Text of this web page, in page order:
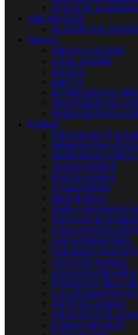
FÚKACIE
ORCHESTER
SLÁČIKOVÉ
OBALY
OBALY A KUFRE
CASE, KUFRE
RACKY
KRYTY
KOMPONENTY
TRANSPORTNÉ
PRÍSLUŠENSTVO
KÁBLE
NÁSTROJOVÉ
MIKROFÓNOVÉ
AUDIO KÁBLE
PATCH KÁBLE
Y ADAPTÉRY
MIDI KÁBLE
DMX A RIADIACE
NAPÁJACIE KÁBLE
ZÁSUVKOVÉ
CEE KONEKTORY
CEE ROZVÁDZAČE
OSTATNÉ KÁBLE
LIVE MULTIKÁBLE
ŠTÚDIOVÉ
CAT
SIEŤOVÉ KÁBLE
ANALÓGOVÉ
KÁBLE METRÁŽ